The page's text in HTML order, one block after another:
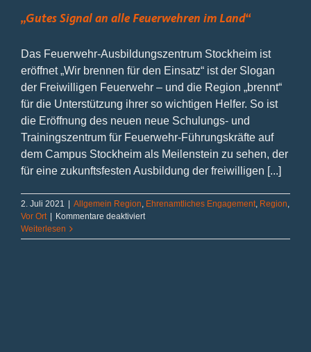
„Gutes Signal an alle Feuerwehren im Land“
Das Feuerwehr-Ausbildungszentrum Stockheim ist
eröffnet „Wir brennen für den Einsatz“ ist der Slogan
der Freiwilligen Feuerwehr – und die Region „brennt“
für die Unterstützung ihrer so wichtigen Helfer. So ist
die Eröffnung des neuen neue Schulungs- und
Trainingszentrum für Feuerwehr-Führungskräfte auf
dem Campus Stockheim als Meilenstein zu sehen, der
für eine zukunftsfesten Ausbildung der freiwilligen [...]
2. Juli 2021 Allgemein Region, Ehrenamtliches Engagement, Region,
Vor Ort
Kommentare deaktiviertfür
Signal
Weiterlesen